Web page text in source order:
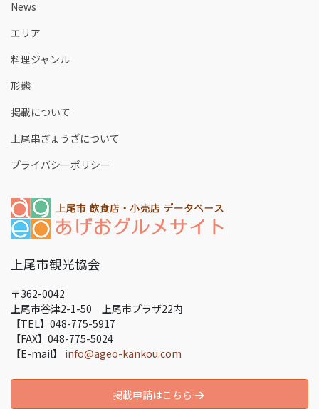
News
エリア
料理ジャンル
形態
掲載について
上尾串ぎょうざについて
プライバシーポリシー
上尾市観光協会
〒362-0042
上尾市谷津2-1-50 上尾市プラザ22内
【TEL】048-775-5917
【FAX】048-775-5024
【E-mail】 info@ageo-kankou.com
掲載申請はこちら